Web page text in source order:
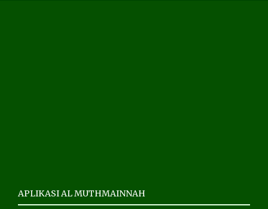
APLIKASI AL MUTHMAINNAH